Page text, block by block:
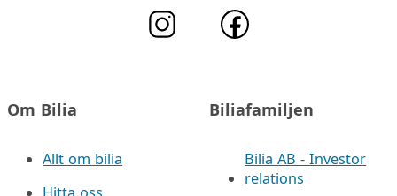
Om Bilia
Allt om bilia
Biliafamiljen
Bilia AB - Investor
relations